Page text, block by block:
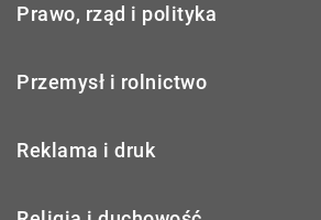
Prawo, rząd i polityka
Przemysł i rolnictwo
Reklama i druk